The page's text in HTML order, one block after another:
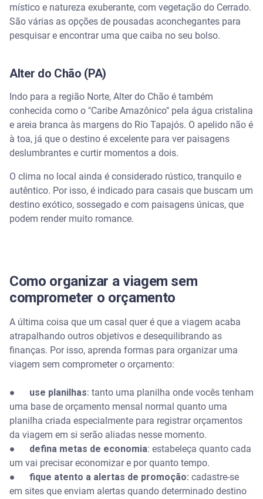
místico e natureza exuberante, com vegetação do Cerrado.
São várias as opções de pousadas aconchegantes para
pesquisar e encontrar uma que caiba no seu bolso.
Alter do Chão (PA)
Indo para a região Norte, Alter do Chão é também
conhecida como o "Caribe Amazônico" pela água cristalina
e areia branca às margens do Rio Tapajós. O apelido não é
à toa, já que o destino é excelente para ver paisagens
deslumbrantes e curtir momentos a dois.
O clima no local ainda é considerado rústico, tranquilo e
autêntico. Por isso, é indicado para casais que buscam um
destino exótico, sossegado e com paisagens únicas, que
podem render muito romance.
Como organizar a viagem sem
comprometer o orçamento
A última coisa que um casal quer é que a viagem acaba
atrapalhando outros objetivos e desequilibrando as
finanças. Por isso, aprenda formas para organizar uma
viagem sem comprometer o orçamento:
● use planilhas: tanto uma planilha onde vocês tenham
uma base de orçamento mensal normal quanto uma
planilha criada especialmente para registrar orçamentos
da viagem em si serão aliadas nesse momento.
● defina metas de economia: estabeleça quanto cada
um vai precisar economizar e por quanto tempo.
● fique atento a alertas de promoção: cadastre-se
em sites que enviam alertas quando determinado destino